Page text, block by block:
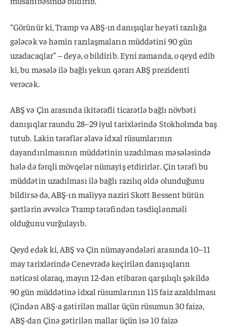
“Görünür ki, Tramp və ABŞ-ın danışıqlar heyəti razılığa
gələcək və həmin razılaşmaların müddətini 90 gün
uzadacaqlar” – deyə, o bildirib. Eyni zamanda, o qeyd edib
ki, bu məsələ ilə bağlı yekun qərarı ABŞ prezidenti
verəcək.
ABŞ və Çin arasında ikitərəfli ticarətlə bağlı növbəti
danışıqlar raundu 28–29 iyul tarixlərində Stokholmda baş
tutub. Lakin tərəflər əlavə idxal rüsumlarının
dayandırılmasının müddətinin uzadılması məsələsində
hələ də fərqli mövqelər nümayiş etdirirlər. Çin tərəfi bu
müddətin uzadılması ilə bağlı razılıq əldə olunduğunu
bildirsə də, ABŞ-ın maliyyə naziri Skott Bessent bütün
şərtlərin əvvəlcə Tramp tərəfindən təsdiqlənməli
olduğunu vurğulayıb.
Qeyd edək ki, ABŞ və Çin nümayəndələri arasında 10–11
may tarixlərində Cenevrədə keçirilən danışıqların
nəticəsi olaraq, mayın 12-dən etibarən qarşılıqlı şəkildə
90 gün müddətinə idxal rüsumlarının 115 faiz azaldılması
(Çindən ABŞ-a gətirilən mallar üçün rüsumun 30 faizə,
ABŞ-dan Çinə gətirilən mallar üçün isə 10 faizə